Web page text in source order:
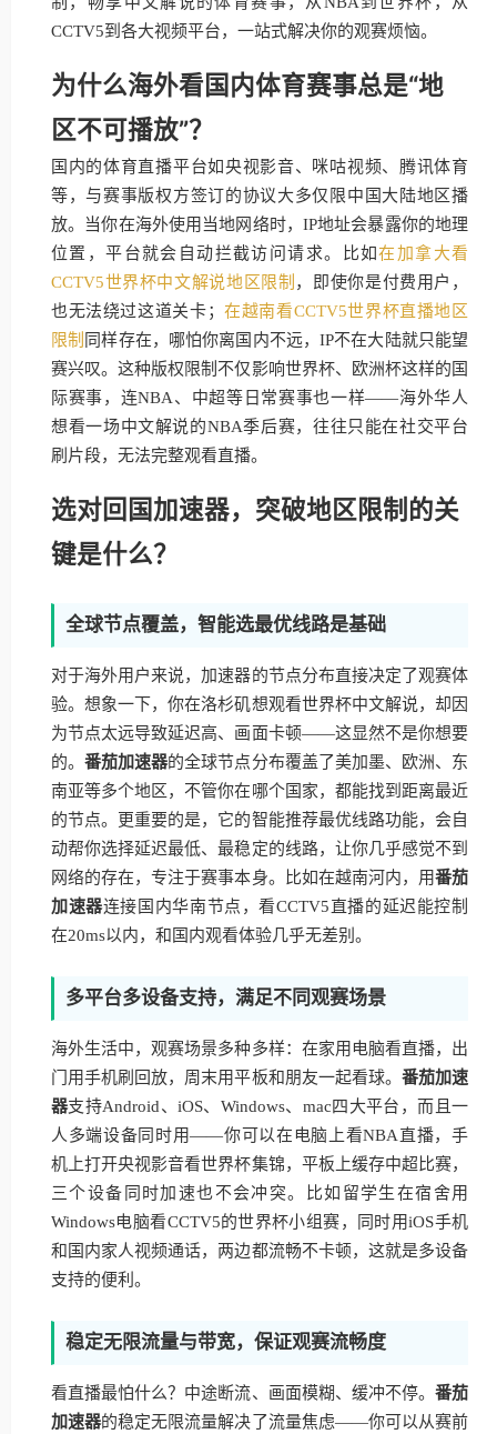
CCTV5到各大视频平台，一站式解决你的观赛烦恼。
为什么海外看国内体育赛事总是“地
区不可播放”？
国内的体育直播平台如央视影音、咪咕视频、腾讯体育
等，与赛事版权方签订的协议大多仅限中国大陆地区播
放。当你在海外使用当地网络时，IP地址会暴露你的地理
位置，平台就会自动拦截访问请求。比如在加拿大看
CCTV5世界杯中文解说地区限制 ，即使你是付费用户，
也无法绕过这道关卡； 在越南看CCTV5世界杯直播地区
限制 同样存在，哪怕你离国内不远，IP不在大陆就只能望
赛兴叹。这种版权限制不仅影响世界杯、欧洲杯这样的国
际赛事，连NBA、中超等日常赛事也一样——海外华人
想看一场中文解说的NBA季后赛，往往只能在社交平台
刷片段，无法完整观看直播。
选对回国加速器，突破地区限制的关
键是什么？
全球节点覆盖，智能选最优线路是基础
对于海外用户来说，加速器的节点分布直接决定了观赛体
验。想象一下，你在洛杉矶想观看世界杯中文解说，却因
为节点太远导致延迟高、画面卡顿——这显然不是你想要
的。番茄加速器的全球节点分布覆盖了美加墨、欧洲、东
南亚等多个地区，不管你在哪个国家，都能找到距离最近
的节点。更重要的是，它的智能推荐最优线路功能，会自
动帮你选择延迟最低、最稳定的线路，让你几乎感觉不到
网络的存在，专注于赛事本身。比如在越南河内，用番茄
加速器连接国内华南节点，看CCTV5直播的延迟能控制
在20ms以内，和国内观看体验几乎无差别。
多平台多设备支持，满足不同观赛场景
海外生活中，观赛场景多种多样：在家用电脑看直播，出
门用手机刷回放，周末用平板和朋友一起看球。 番茄加速
器支持Android、iOS、Windows、mac四大平台，而且一
人多端设备同时用——你可以在电脑上看NBA直播，手
机上打开央视影音看世界杯集锦，平板上缓存中超比赛，
三个设备同时加速也不会冲突。比如留学生在宿舍用
Windows电脑看CCTV5的世界杯小组赛，同时用iOS手机
和国内家人视频通话，两边都流畅不卡顿，这就是多设备
支持的便利。
稳定无限流量与带宽，保证观赛流畅度
看直播最怕什么？中途断流、画面模糊、缓冲不停。 番茄
加速器的稳定无限流量解决了流量焦虑——你可以从赛前